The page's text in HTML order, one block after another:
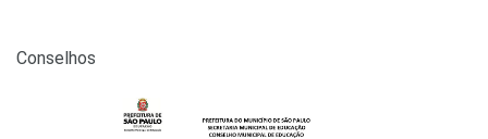
Conselhos